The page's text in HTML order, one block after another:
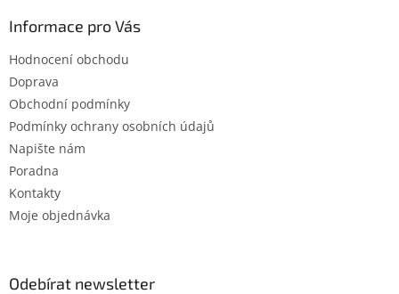
Informace pro Vás
Hodnocení obchodu
Doprava
Obchodní podmínky
Podmínky ochrany osobních údajů
Napište nám
Poradna
Kontakty
Moje objednávka
Odebírat newsletter